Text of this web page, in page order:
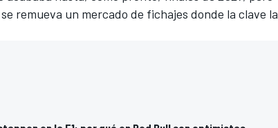
remueva un mercado de fichajes donde la clave la